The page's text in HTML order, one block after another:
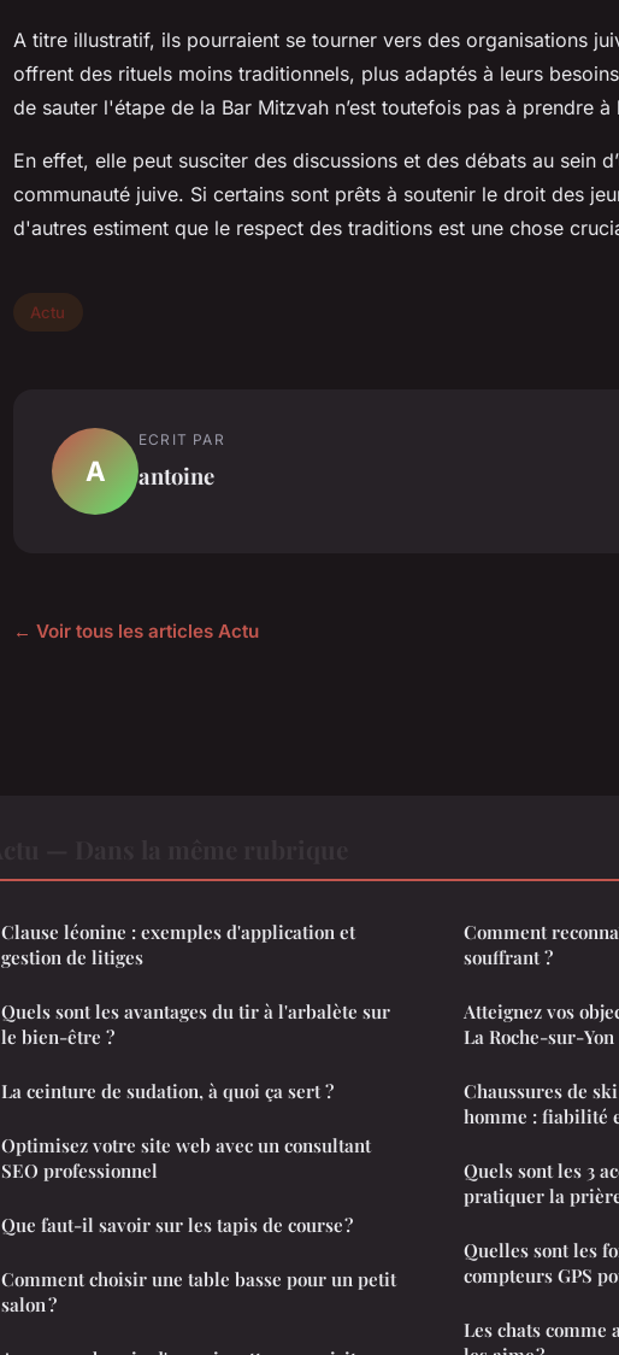
A titre illustratif, ils pourraient se tourner vers des organisations
offrent des rituels moins traditionnels, plus adaptés à leurs
de sauter l'étape de la Bar Mitzvah n’est toutefois pas à prendre à
En effet, elle peut susciter des discussions et des débats au sein
communauté juive. Si certains sont prêts à soutenir le droit des
d'autres estiment que le respect des traditions est une chose
Actu
A
ECRIT PAR
antoine
← Voir tous les articles Actu
Clause léonine : exemples d'application et
gestion de litiges
Quels sont les avantages du tir à l'arbalète sur
le bien-être ?
La ceinture de sudation, à quoi ça sert ?
Optimisez votre site web avec un consultant
SEO professionnel
Que faut-il savoir sur les tapis de course ?
Comment choisir une table basse pour un petit
salon ?
Comment
souffrant ?
Atteignez vos
La Roche-sur-Yon
Chaussures de
homme :
Quels sont les 3
pratiquer la
Quelles sont les
compteurs GPS
Les chats comme